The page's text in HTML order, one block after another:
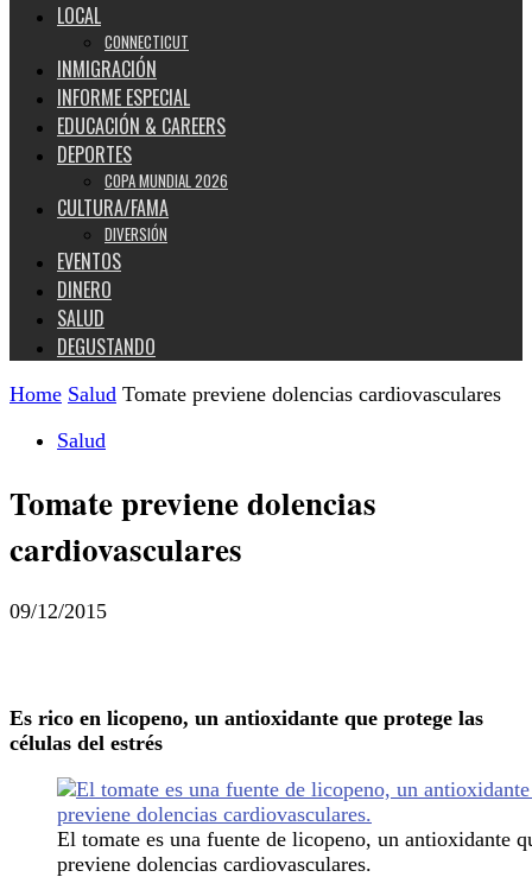
LOCAL
CONNECTICUT
INMIGRACIÓN
INFORME ESPECIAL
EDUCACIÓN & CAREERS
DEPORTES
COPA MUNDIAL 2026
CULTURA/FAMA
DIVERSIÓN
EVENTOS
DINERO
SALUD
DEGUSTANDO
Home Salud Tomate previene dolencias cardiovasculares
Salud
Tomate previene dolencias
cardiovasculares
09/12/2015
Es rico en licopeno, un antioxidante que protege las
células del estrés
El tomate es una fuente de licopeno, un antioxidante
previene dolencias cardiovasculares.